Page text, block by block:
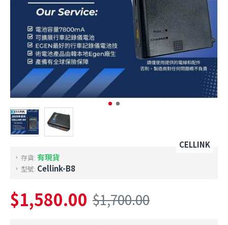
存貨: 有現貨
型號: Cellink-B8
CELLINK
$1,580.00 $1,700.00